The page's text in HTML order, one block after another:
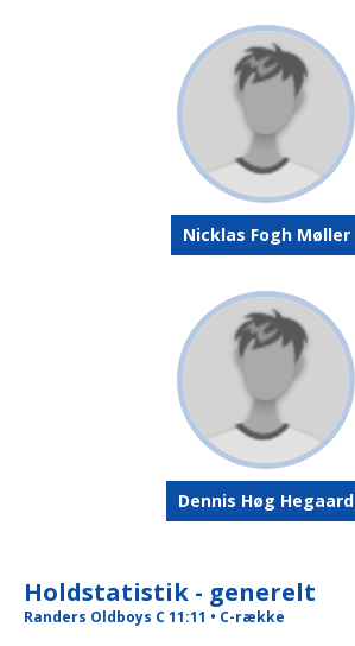
Nicklas Fogh Møller
Dennis Høg Hegaard
Holdstatistik - generelt
Randers Oldboys C 11:11 • C-række